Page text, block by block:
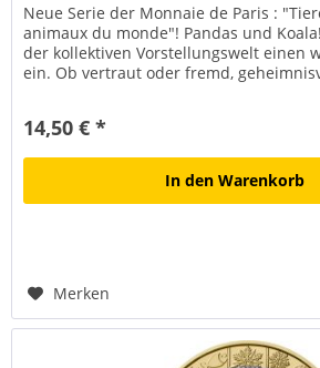
Neue Serie der Monnaie de Paris :
animaux du monde"! Pandas und
der kollektiven Vorstellungswelt einen
ein. Ob vertraut oder fremd,
14,50 € *
In den Warenkorb
Merken